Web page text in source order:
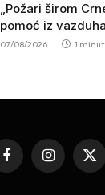
„Požari širom
pomoć iz
07/08/2026 1 minut
FacebookInstagram
X